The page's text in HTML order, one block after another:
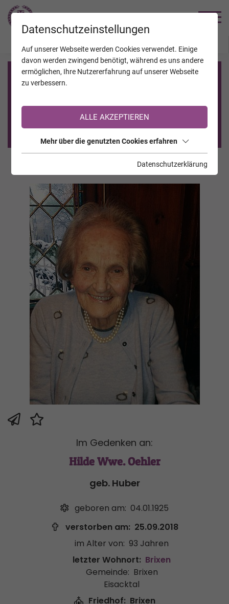
Registrierung auf TrauerHilfe.it
Sie sind noch nicht auf TrauerHilfe.it registriert?
>> zur kostenlosen Registrierung <<
Im Gedenken an:
Hilde Wwe. Oehler
geb. Huber
geboren am: 04.01.1925
verstorben am: 25.09.2018
im Alter von: 93 Jahren
letzter Wohnort: Brixen
Gemeinde: Brixen
Eisacktal
Friedhof: Brixen
Datenschutzeinstellungen
Auf unserer Webseite werden Cookies verwendet. Einige
davon werden zwingend benötigt, während es uns andere
ermöglichen, Ihre Nutzererfahrung auf unserer Webseite
zu verbessern.
ALLE AKZEPTIEREN
Mehr über die genutzten Cookies erfahren
Datenschutzerklärung
JAHRESTAGE KALENDER VERSTORBENE